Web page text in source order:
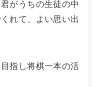
がうちの生徒の中
れて、よい思い出
指し将棋一本の活